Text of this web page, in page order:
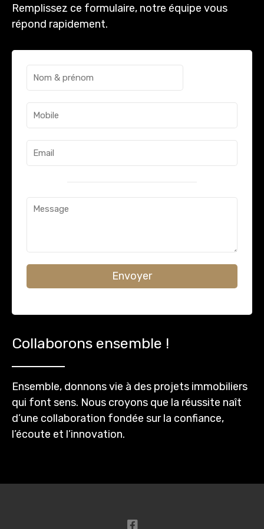
Remplissez ce formulaire, notre équipe vous
répond rapidement.
Envoyer
Collaborons ensemble !
Ensemble, donnons vie à des projets immobiliers
qui font sens. Nous croyons que la réussite naît
d’une collaboration fondée sur la confiance,
l’écoute et l’innovation.